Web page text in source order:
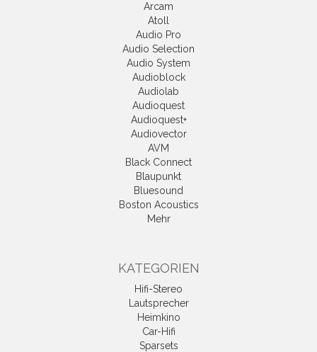
Arcam
Atoll
Audio Pro
Audio Selection
Audio System
Audioblock
Audiolab
Audioquest
Audioquest+
Audiovector
AVM
Black Connect
Blaupunkt
Bluesound
Boston Acoustics
Mehr
KATEGORIEN
Hifi-Stereo
Lautsprecher
Heimkino
Car-Hifi
Sparsets